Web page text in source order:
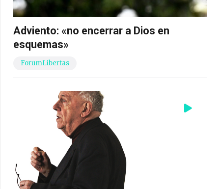
Adviento: «no encerrar a Dios en
esquemas»
ForumLibertas